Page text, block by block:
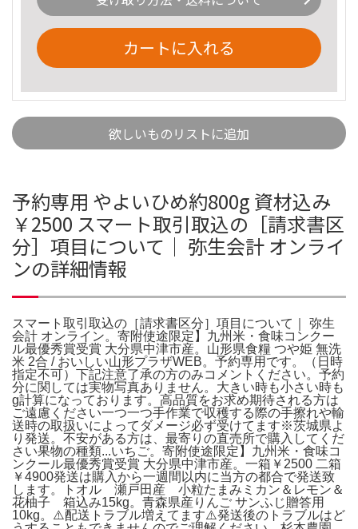
カートに入れる
欲しいものリストに追加
予約専用 やよいひめ約800g 資材込み
￥2500 スマート取引取込の［請求書区
分］項目について｜ 弥生会計 オンライ
ンの詳細情報
スマート取引取込の［請求書区分］項目について｜ 弥生
会計 オンライン。寄附使途限定】九州米・食味コンクー
ル最優秀賞受賞 大分県中津市産。山形県食糧 つや姫 無洗
米 2合 / おいしい山形プラザWEB。予約専用です。（日時
指定不可）下記注意了承の方のみコメントください。予約
分に関しては実物写真ありません。大きい時も小さい時も
g計算になっております。高品質をお求め期待される方は
ご遠慮ください一つ一つ手作業で収穫する際の手擦れや輸
送時の取扱いによってダメージ必ず受けてます※茨城県よ
り発送。不安がある方は、最寄りの直売所で購入してくだ
さい果物の種類...いちご。寄附使途限定】九州米・食味コ
ンクール最優秀賞受賞 大分県中津市産。一箱￥2500 二箱
￥4900発送は購入から一週間以内に当方の都合で発送致
します。トオル 瀬戸田産 小粒たまみミカン＆レモン＆
花柚子 箱込み15kg。青森県産りんご サンふじ贈答用
10kg。⚠️配送トラブル増えてます⚠️発送後のトラブルはど